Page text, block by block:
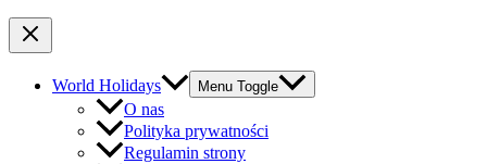
World Holidays Menu Toggle
O nas
Polityka prywatności
Regulamin strony